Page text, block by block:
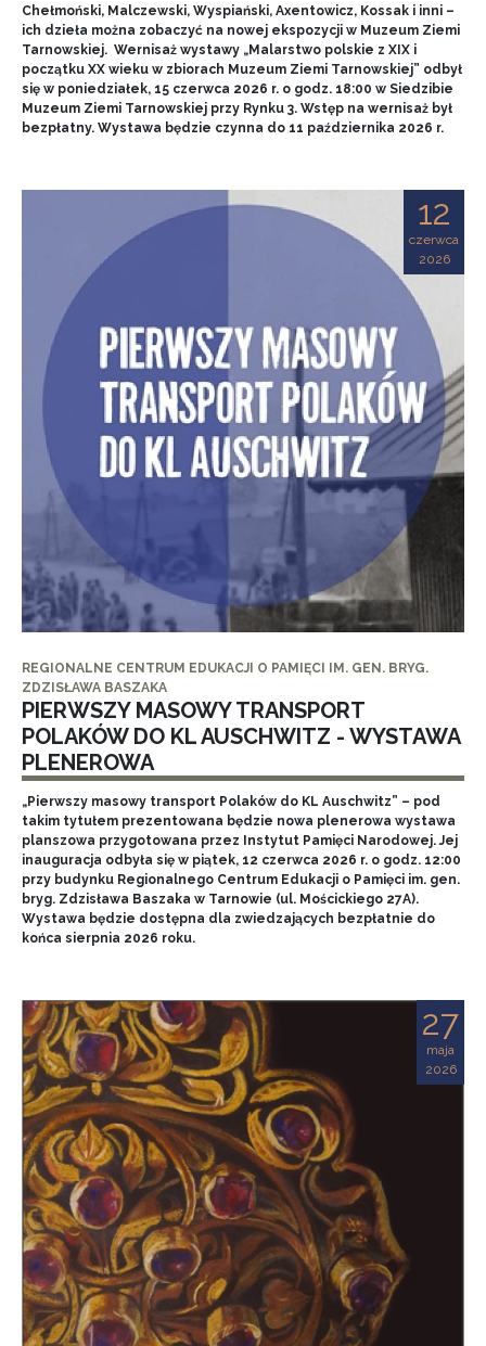
Chełmoński, Malczewski, Wyspiański, Axentowicz, Kossak i inni –
ich dzieła można zobaczyć na nowej ekspozycji w Muzeum Ziemi
Tarnowskiej. Wernisaż wystawy „Malarstwo polskie z XIX i
początku XX wieku w zbiorach Muzeum Ziemi Tarnowskiej” odbył
się w poniedziałek, 15 czerwca 2026 r. o godz. 18:00 w Siedzibie
Muzeum Ziemi Tarnowskiej przy Rynku 3. Wstęp na wernisaż był
bezpłatny. Wystawa będzie czynna do 11 października 2026 r.
12
czerwca
2026
REGIONALNE CENTRUM EDUKACJI O PAMIĘCI IM. GEN. BRYG.
ZDZISŁAWA BASZAKA
PIERWSZY MASOWY TRANSPORT
POLAKÓW DO KL AUSCHWITZ - WYSTAWA
PLENEROWA
„Pierwszy masowy transport Polaków do KL Auschwitz” – pod
takim tytułem prezentowana będzie nowa plenerowa wystawa
planszowa przygotowana przez Instytut Pamięci Narodowej. Jej
inauguracja odbyła się w piątek, 12 czerwca 2026 r. o godz. 12:00
przy budynku Regionalnego Centrum Edukacji o Pamięci im. gen.
bryg. Zdzisława Baszaka w Tarnowie (ul. Mościckiego 27A).
Wystawa będzie dostępna dla zwiedzających bezpłatnie do
końca sierpnia 2026 roku.
27
maja
2026